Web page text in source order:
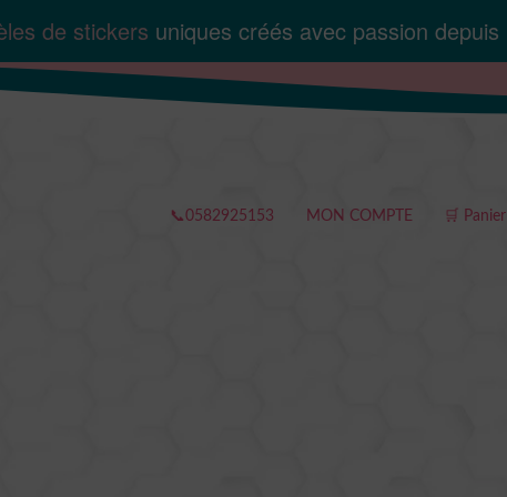
de stickers uniques créés avec passion depuis
📞0582925153 MON COMPTE 🛒 Panier